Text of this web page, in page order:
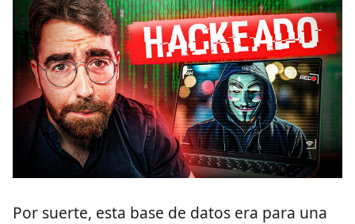
Por suerte, esta base de datos era para una